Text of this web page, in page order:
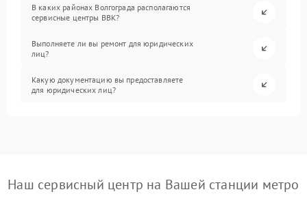
В каких районах Волгограда располагаются
сервисные центры BBK?
Выполняете ли вы ремонт для юридических
лиц?
Какую документацию вы предоставляете
для юридических лиц?
Наш сервисный центр на Вашей станции метро